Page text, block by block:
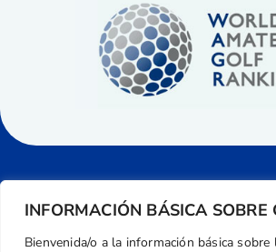
INFORMACIÓN BÁSICA SOBRE
Bienvenida/o a la información básica sobre